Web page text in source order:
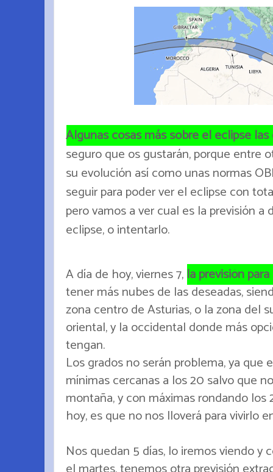
Algunas cosas más sobre el eclipse
seguro que os gustarán, porque entre
su evolución así como unas normas
seguir para poder ver el eclipse con
pero vamos a ver cual es la previsión a
eclipse, o intentarlo.
A día de hoy, viernes 7, la previsión
tener más nubes de las deseadas,
zona centro de Asturias, o la zona del
oriental, y la occidental donde más
tengan.
Los grados no serán problema, ya
mínimas cercanas a los 20 salvo que
montaña, y con máximas rondando
hoy, es que no nos lloverá para vivirlo
Nos quedan 5 días, lo iremos viendo y